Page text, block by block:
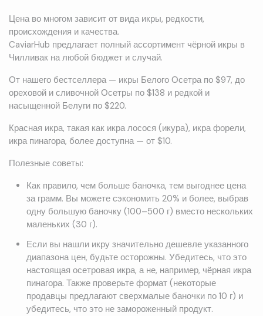
Цена во многом зависит от вида икры, редкости,
происхождения и качества.
CaviarHub предлагает полный ассортимент чёрной икры в
Чилливак на любой бюджет и случай.
От нашего бестселлера — икры Белого Осетра по $97, до
ореховой и сливочной Осетры по $138 и редкой и
насыщенной Белуги по $220.
Красная икра, такая как икра лосося (икура), икра форели,
икра пинагора, более доступна — от $10.
Полезные советы:
Как правило, чем больше баночка, тем выгоднее цена
за грамм. Вы можете сэкономить 20% и более, выбрав
одну большую баночку (100–500 г) вместо нескольких
маленьких (30 г).
Если вы нашли икру значительно дешевле указанного
диапазона цен, будьте осторожны. Убедитесь, что это
настоящая осетровая икра, а не, например, чёрная икра
пинагора. Также проверьте формат (некоторые
продавцы предлагают сверхмалые баночки по 10 г) и
убедитесь, что это не замороженный продукт.